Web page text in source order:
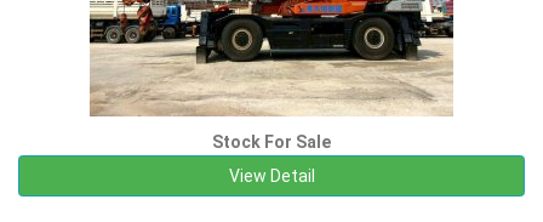
Stock For Sale
View Detail